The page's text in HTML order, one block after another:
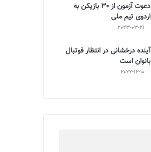
دعوت آزمون از 30 بازیکن به
اردوی تیم ملی
2023-03-21
آینده درخشانی در انتظار فوتبال
بانوان است
2022-12-10